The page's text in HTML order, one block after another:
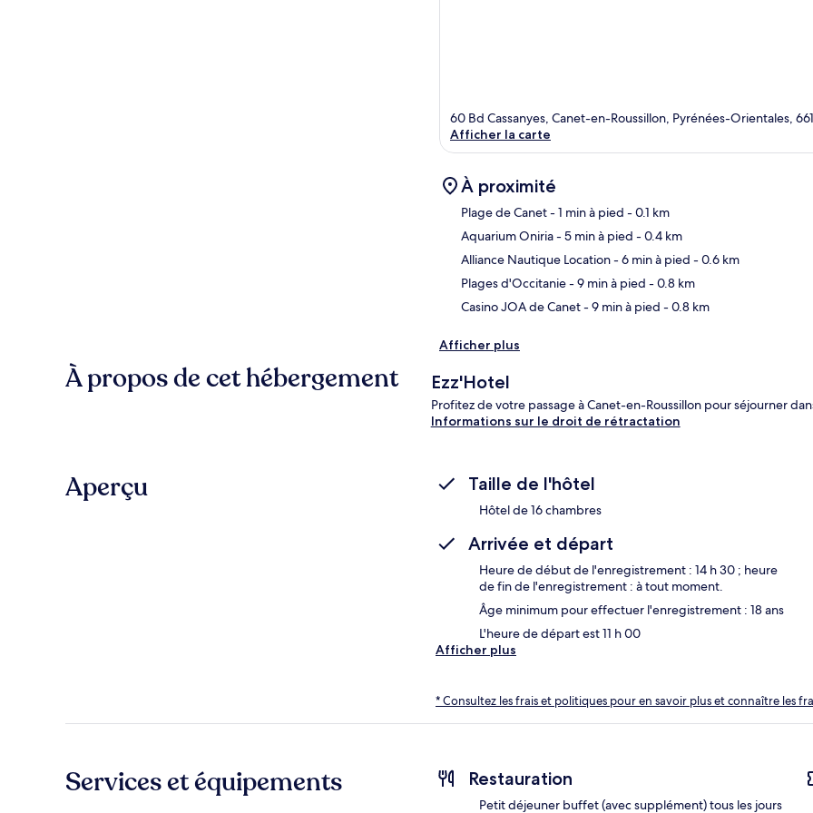
60 Bd Cassanyes, Canet-en-Roussillon, Pyrénées-Orientales,
Afficher la carte
À proximité
Plage de Canet- 1 min à pied - 0.1 km
Aquarium Oniria- 5 min à pied - 0.4 km
Alliance Nautique Location- 6 min à pied - 0.6 km
Plages d'Occitanie- 9 min à pied - 0.8 km
Casino JOA de Canet- 9 min à pied - 0.8 km
Afficher plus
À propos de cet hébergement Ezz'Hotel
Profitez de votre passage à Canet-en-Roussillon pour séjourner
Informations sur le droit de rétractation
Aperçu Taille de l'hôtel
Hôtel de 16 chambres
Arrivée et départ
Heure de début de l'enregistrement : 14 h 30 ; heure
de fin de l'enregistrement : à tout moment.
Âge minimum pour effectuer l'enregistrement : 18 ans
L'heure de départ est 11 h 00
Afficher plus
* Consultez les frais et politiques pour en savoir plus et connaître les
Services et équipements Restauration
Petit déjeuner buffet (avec supplément) tous les jours